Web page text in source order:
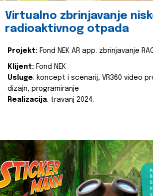
Virtualno zbrinjavanje
radioaktivnog otpada
Projekt: Fond NEK AR app. zbrinjavanje
Klijent: Fond NEK
Usluge: koncept i scenarij, VR360 video
dizajn, programiranje
Realizacija: travanj 2024.